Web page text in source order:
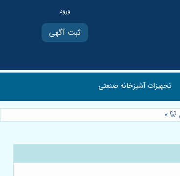
ثبت آگهی
تجهیزات آشپزخانه صنعتی
🦷
»